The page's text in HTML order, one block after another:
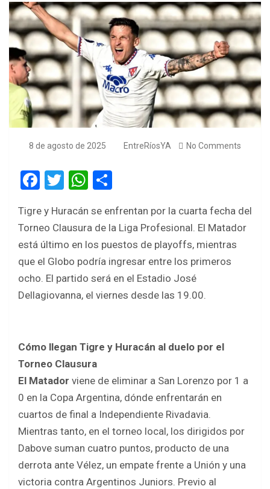
8 de agosto de 2025 EntreRíosYA No Comments
F
ce
b
o
o
k
T
tt
er
W
at
s
A
p
p
ar
e
Tigre y Huracán se enfrentan por la cuarta fecha del
Torneo Clausura de la Liga Profesional. El Matador
está último en los puestos de playoffs, mientras
que el Globo podría ingresar entre los primeros
ocho. El partido será en el Estadio José
Dellagiovanna, el viernes desde las 19.00.
Cómo llegan Tigre y Huracán al duelo por el
Torneo Clausura
El Matador viene de eliminar a San Lorenzo por 1 a
0 en la Copa Argentina, dónde enfrentarán en
cuartos de final a Independiente Rivadavia.
Mientras tanto, en el torneo local, los dirigidos por
Dabove suman cuatro puntos, producto de una
derrota ante Vélez, un empate frente a Unión y una
victoria contra Argentinos Juniors. Previo al